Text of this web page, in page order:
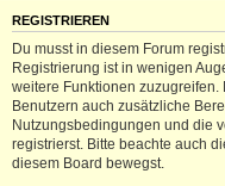
REGISTRIEREN
Du musst in diesem Forum
Registrierung ist in wenigen
weitere Funktionen
Benutzern auch zusätzliche
Nutzungsbedingungen und die
registrierst. Bitte beachte auch
diesem Board bewegst.